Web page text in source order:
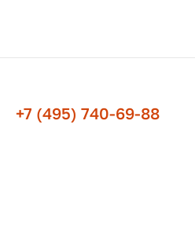
+7 (495) 740-69-88